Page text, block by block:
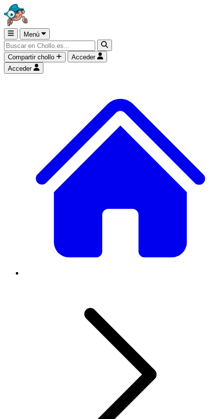
Menú
Compartir chollo
Acceder
Acceder